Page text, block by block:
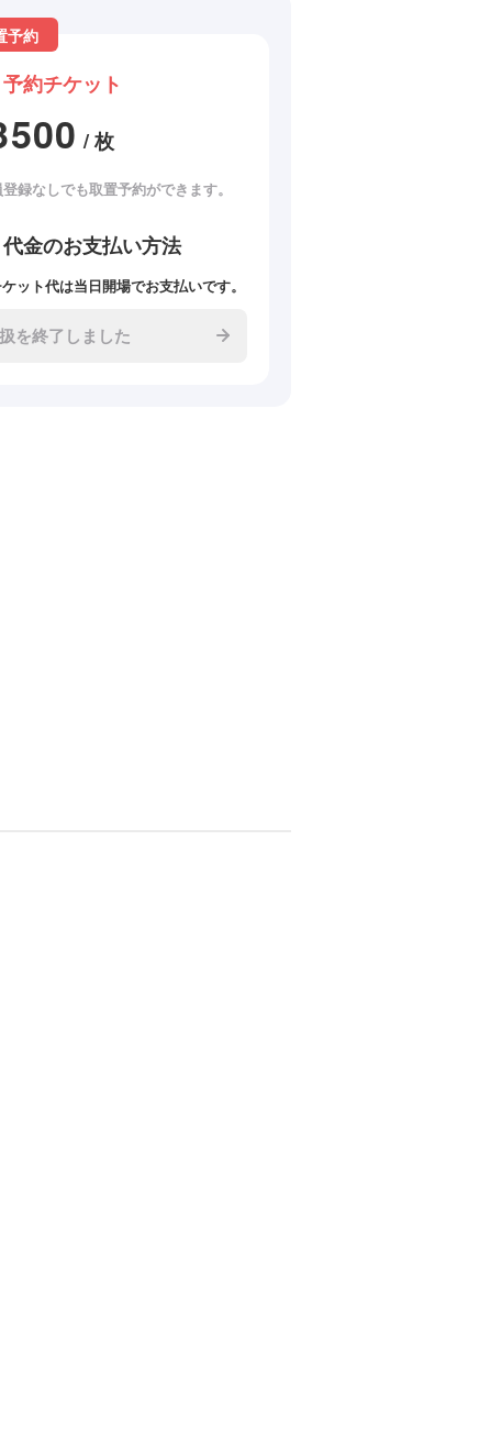
予約
予約チケット
/ 枚
録なしでも取置予約ができます。
代金のお支払い方法
ット代は当日開場でお支払いです。
を終了しました